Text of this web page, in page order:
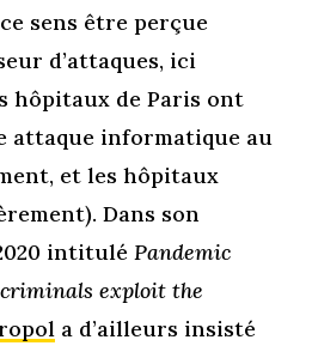
sens être perçue
d’attaques, ici
hôpitaux de Paris ont
attaque informatique au
et les hôpitaux
Dans son
intituléPandemic
exploit the
a d’ailleurs insisté